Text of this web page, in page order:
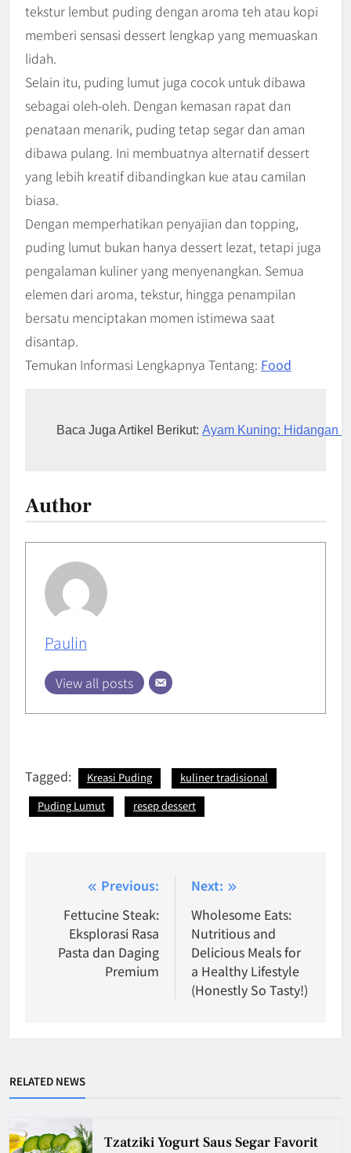
tekstur lembut puding dengan aroma teh atau kopi
memberi sensasi dessert lengkap yang memuaskan
lidah.
Selain itu, puding lumut juga cocok untuk dibawa
sebagai oleh-oleh. Dengan kemasan rapat dan
penataan menarik, puding tetap segar dan aman
dibawa pulang. Ini membuatnya alternatif dessert
yang lebih kreatif dibandingkan kue atau camilan
biasa.
Dengan memperhatikan penyajian dan topping,
puding lumut bukan hanya dessert lezat, tetapi juga
pengalaman kuliner yang menyenangkan. Semua
elemen dari aroma, tekstur, hingga penampilan
bersatu menciptakan momen istimewa saat
disantap.
Temukan Informasi Lengkapnya Tentang: Food
Baca Juga Artikel Berikut: Ayam Kuning: Hidangan
Author
Paulin
View all posts
Tagged: Kreasi Puding
kuliner tradisional
Puding Lumut
resep dessert
navigation
Previous:
Fettucine Steak:
Eksplorasi Rasa
Pasta dan Daging
Premium
Next:
Wholesome Eats:
Nutritious and
Delicious Meals for
a Healthy Lifestyle
(Honestly So Tasty!)
RELATED NEWS
Tzatziki Yogurt Saus Segar Favorit